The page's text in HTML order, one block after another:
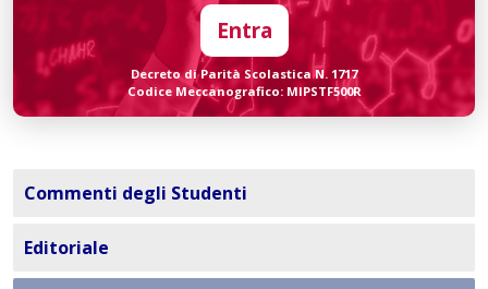
Entra
Decreto di Parità Scolastica N. 1717
Codice Meccanografico: MIPSTF500R
Commenti degli Studenti
Editoriale